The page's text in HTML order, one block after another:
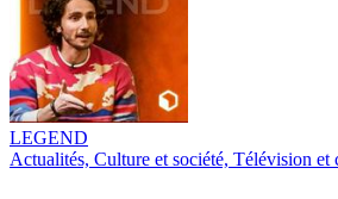
LEGEND
Actualités, Culture et société, Télévision et